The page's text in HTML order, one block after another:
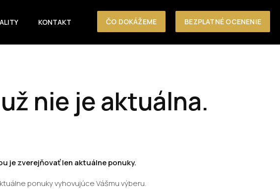
BEZPLATNÉ OCENENIE
ČO DOKÁŽEME
KONTAKT
nie je aktuálna.
je zverejňovať len aktuálne ponuky.
ponuky vyhovujúce Vášmu výberu.